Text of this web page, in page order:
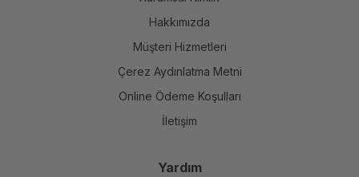
Hakkımızda
Müşteri Hizmetleri
Çerez Aydınlatma Metni
Online Ödeme Koşulları
İletişim
Yardım